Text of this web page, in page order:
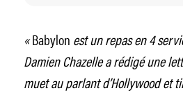
«Babylon est un repas en 4
Damien Chazelle a rédigé une
muet au parlant d’Hollywood et